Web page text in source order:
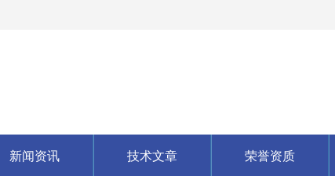
新闻资讯 技术文章 荣誉资质